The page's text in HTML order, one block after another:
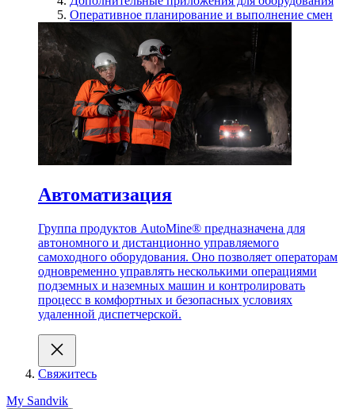
Оперативное планирование и выполнение смен
Автоматизация
Группа продуктов AutoMine® предназначена для
автономного и дистанционно управляемого
самоходного оборудования. Оно позволяет операторам
одновременно управлять несколькими операциями
подземных и наземных машин и контролировать
процесс в комфортных и безопасных условиях
удаленной диспетчерской.
Свяжитесь
My Sandvik